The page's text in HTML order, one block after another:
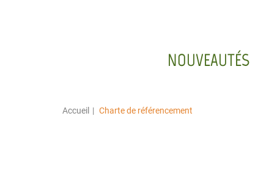
NOUVEAUTÉS
Accueil Charte de référencement